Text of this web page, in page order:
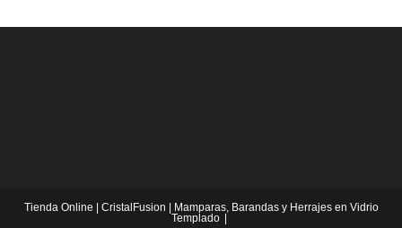
Tienda Online | CristalFusion | Mamparas, Barandas y Herrajes en Vidrio
Templado